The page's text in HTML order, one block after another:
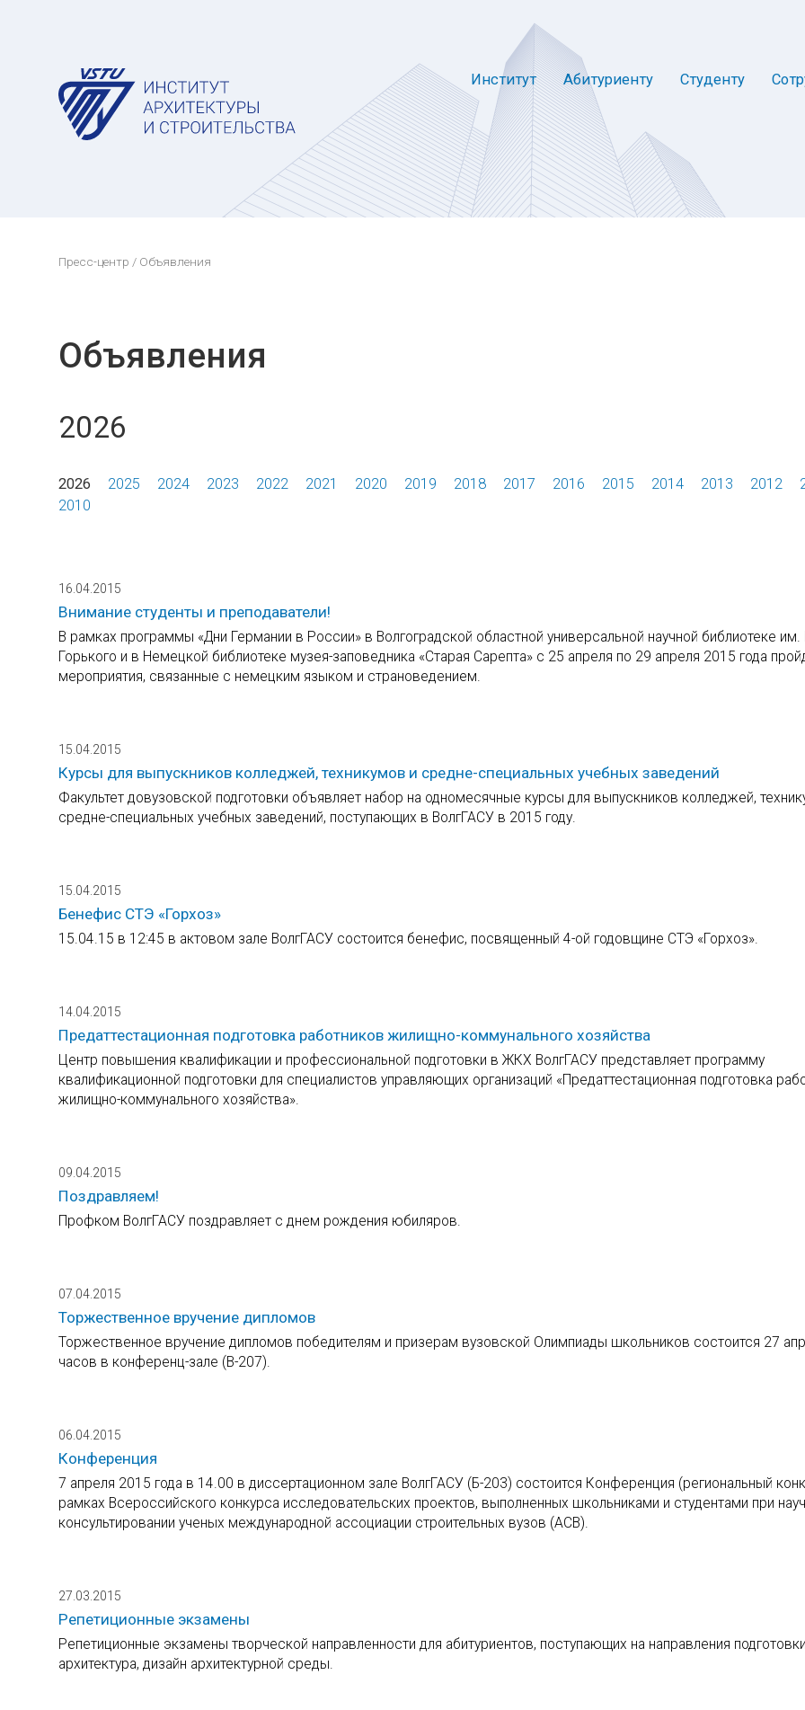
Институт Абитуриенту Студенту
Пресс-центр / Объявления
Объявления
2026
2026 2025 2024 2023 2022 2021 2020 2019 2018 2017 2016 2015 2014 2013 2012
2010
16.04.2015
Внимание студенты и преподаватели!
В рамках программы «Дни Германии в России» в Волгоградской областной универсальной научной библиотеке им.
Горького и в Немецкой библиотеке музея-заповедника «Старая Сарепта» с 25 апреля по 29 апреля 2015 года
мероприятия, связанные с немецким языком и страноведением.
15.04.2015
Курсы для выпускников колледжей, техникумов и средне-специальных учебных заведений
Факультет довузовской подготовки объявляет набор на одномесячные курсы для выпускников колледжей,
средне-специальных учебных заведений, поступающих в ВолгГАСУ в 2015 году.
15.04.2015
Бенефис СТЭ «Горхоз»
15.04.15 в 12:45 в актовом зале ВолгГАСУ состоится бенефис, посвященный 4-ой годовщине СТЭ «Горхоз».
14.04.2015
Предаттестационная подготовка работников жилищно-коммунального хозяйства
Центр повышения квалификации и профессиональной подготовки в ЖКХ ВолгГАСУ представляет программу
квалификационной подготовки для специалистов управляющих организаций «Предаттестационная подготовка
жилищно-коммунального хозяйства».
09.04.2015
Поздравляем!
Профком ВолгГАСУ поздравляет с днем рождения юбиляров.
07.04.2015
Торжественное вручение дипломов
Торжественное вручение дипломов победителям и призерам вузовской Олимпиады школьников состоится 27
часов в конференц-зале (В-207).
06.04.2015
Конференция
7 апреля 2015 года в 14.00 в диссертационном зале ВолгГАСУ (Б-203) состоится Конференция (региональный
рамках Всероссийского конкурса исследовательских проектов, выполненных школьниками и студентами при
консультировании ученых международной ассоциации строительных вузов (АСВ).
27.03.2015
Репетиционные экзамены
Репетиционные экзамены творческой направленности для абитуриентов, поступающих на направления подготовки
архитектура, дизайн архитектурной среды.